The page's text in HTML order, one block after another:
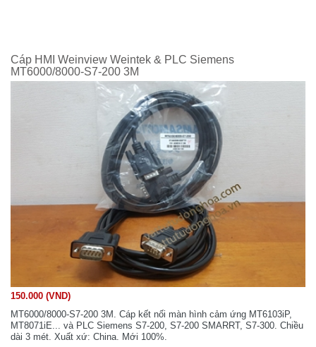
Cáp HMI Weinview Weintek & PLC Siemens
MT6000/8000-S7-200 3M
150.000 (VND)
MT6000/8000-S7-200 3M. Cáp kết nối màn hình cảm ứng MT6103iP,
MT8071iE... và PLC Siemens S7-200, S7-200 SMARRT, S7-300. Chiều
dài 3 mét. Xuất xứ: China. Mới 100%.